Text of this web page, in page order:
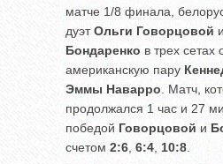
матче 1/8 финала,
дуэтОльги Говорцовой и
Бондаренко в трех сетах
американскую пару
Эммы Наварро . Матч,
продолжался 1 час и 27
победой Говорцовой и
счетом 2:6 6:4 10:8